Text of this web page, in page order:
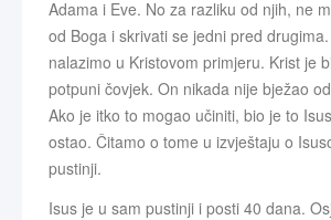
Adama i Eve. No za razliku od njih, ne
od Boga i skrivati se jedni pred
nalazimo u Kristovom primjeru. Krist je
potpuni čovjek. On nikada nije bježao
Ako je itko to mogao učiniti, bio je to
ostao. Čitamo o tome u izvještaju o
pustinji.
Isus je u sam pustinji i posti 40 dana.